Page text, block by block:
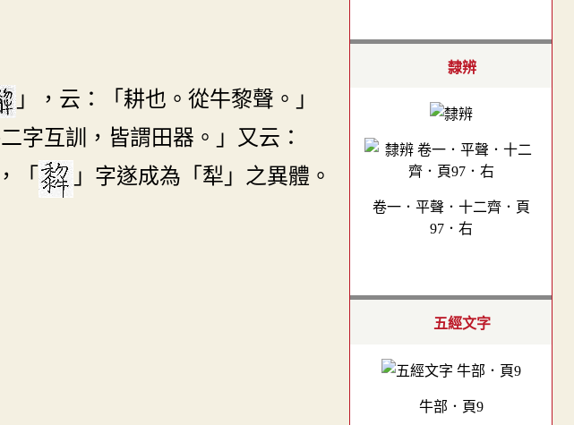
」，云：「耕也。從牛黎聲。」
字互訓，皆謂田器。」又云：
「
」字遂成為「犁」之異體。
隸辨
卷一．平聲．十二齊．頁
97．右
五經文字
牛部．頁9